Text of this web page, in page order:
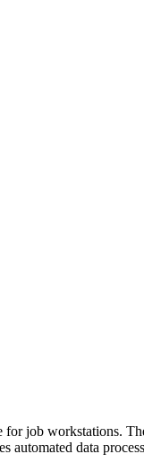
job workstations.
automated data